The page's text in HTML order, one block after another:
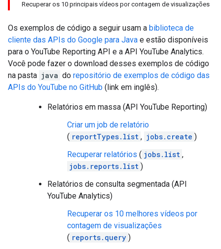
Recuperar os 10 principais vídeos por contagem de visualizações
Os exemplos de código a seguir usam a biblioteca de
cliente das APIs do Google para Java e estão disponíveis
para o YouTube Reporting API e a API YouTube Analytics.
Você pode fazer o download desses exemplos de código
na pasta java do repositório de exemplos de código das
APIs do YouTube no GitHub (link em inglês).
Relatórios em massa (API YouTube Reporting)
Criar um job de relatório
( reportTypes.list , jobs.create )
Recuperar relatórios ( jobs.list ,
jobs.reports.list )
Relatórios de consulta segmentada (API
YouTube Analytics)
Recuperar os 10 melhores vídeos por
contagem de visualizações
( reports.query )